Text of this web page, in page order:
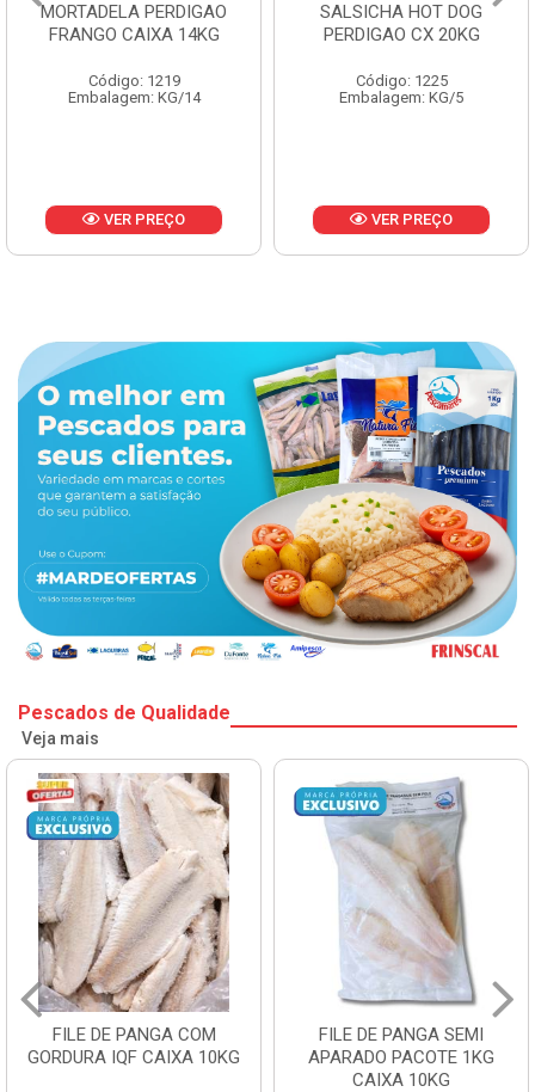
PERDIGAO
14KG
KG/14
PREÇO
SALSICHA HOT DOG
PERDIGAO CX 20KG
Embalagem: KG/5
VER PREÇO
PERNIL
Pescados de Qualidade
Veja mais
FILE DE PANGA SEMI
APARADO PACOTE 1KG
POLACA DESFIADA
PESCAMARES PCT5KG
CX10KG